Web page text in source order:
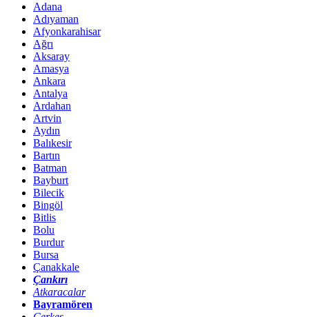
Adana
Adıyaman
Afyonkarahisar
Ağrı
Aksaray
Amasya
Ankara
Antalya
Ardahan
Artvin
Aydın
Balıkesir
Bartın
Batman
Bayburt
Bilecik
Bingöl
Bitlis
Bolu
Burdur
Bursa
Çanakkale
Çankırı
Atkaracalar
Bayramören